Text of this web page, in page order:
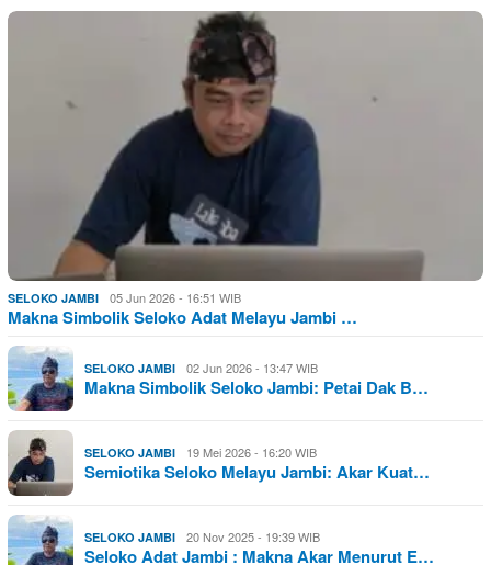
SELOKO JAMBI 05 Jun 2026 - 16:51 WIB
Makna Simbolik Seloko Adat Melayu Jambi …
SELOKO JAMBI 02 Jun 2026 - 13:47 WIB
Makna Simbolik Seloko Jambi: Petai Dak B…
SELOKO JAMBI 19 Mei 2026 - 16:20 WIB
Semiotika Seloko Melayu Jambi: Akar Kuat…
SELOKO JAMBI 20 Nov 2025 - 19:39 WIB
Seloko Adat Jambi : Makna Akar Menurut E…